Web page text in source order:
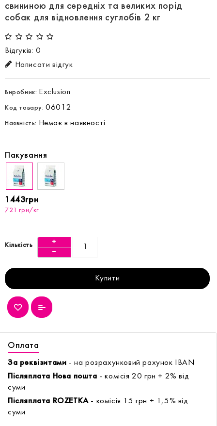
свининою для середніх та великих порід
собак для відновлення суглобів 2 кг
Відгуків: 0
Написати відгук
Виробник: Exclusion
Код товару:06012
Наявність: Немає в наявності
Пакування
1443грн
721 грн/кг
Кількість
Купити
Оплата
За реквізитами - на розрахунковий рахунок IBAN
Післяплата Нова пошта - комісія 20 грн + 2% від
суми
Післяплата ROZETKA- комісія 15 грн + 1,5% від
суми